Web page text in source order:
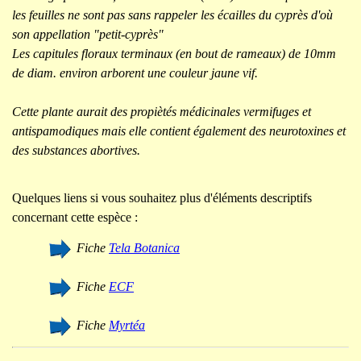
les feuilles ne sont pas sans rappeler les écailles du cyprès d'où
son appellation "petit-cyprès"
Les capitules floraux terminaux (en bout de rameaux) de 10mm
de diam. environ arborent une couleur jaune vif.
Cette plante aurait des propiètés médicinales vermifuges et
antispamodiques mais elle contient également des neurotoxines et
des substances abortives.
Quelques liens si vous souhaitez plus d'éléments descriptifs
concernant cette espèce :
Fiche Tela Botanica
Fiche ECF
Fiche Myrtéa